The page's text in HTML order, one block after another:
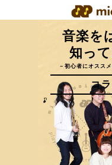
音楽を
知っ
－初心者にオスス
コ